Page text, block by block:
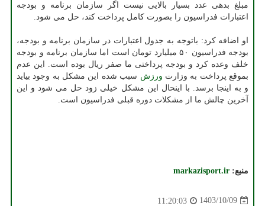
مبلغ بدهی عدد بسیار بالایی نیست اگر سازمان برنامه و بودجه
اعتبارات فدراسیون را بصورت کامل پرداخت کند، حل می شود.
او اضافه کرد: باتوجه به جدول اعتبارات در سازمان برنامه و بودجه،
بودجه فدراسیون ۵۰ میلیارد تومان است اما سازمان برنامه و بودجه
خلف وعده کرد و بودجه پرداختی ما صفر ریال بوده است. این عدم
بموقع پرداخت به وزارت ورزش سبب شده این مشکل به وجود بیاید
و به اینجا برسد. با اینحال این مشکل خیلی زود حل می شود و این
آخرین چالش ما از مشکلات دوره قبلی فدراسیون است.
منبع: markazisport.ir
1403/10/09
11:20:03